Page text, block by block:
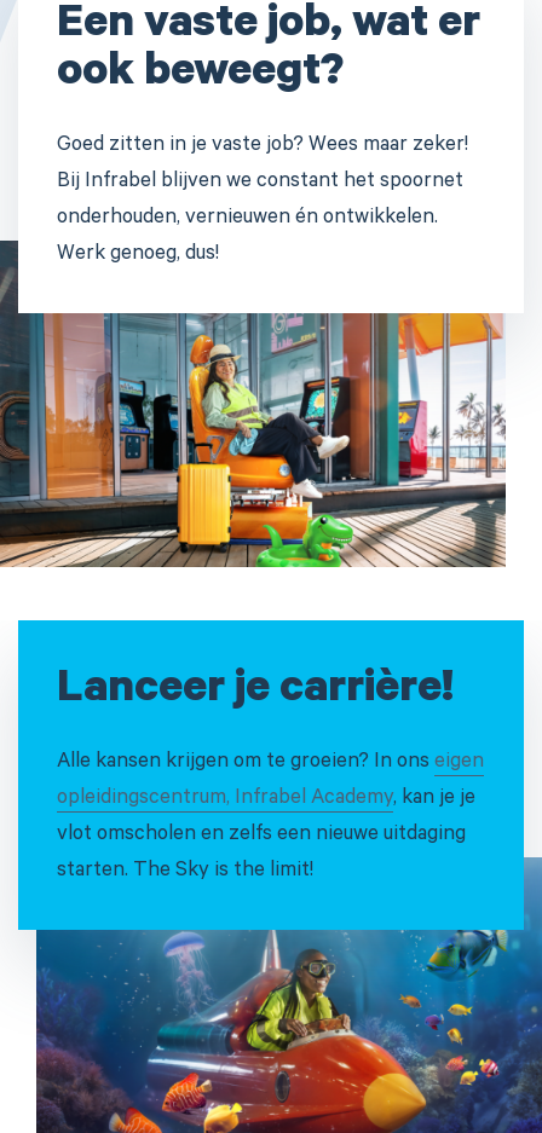
Een vaste job, wat er
ook beweegt?
Goed zitten in je vaste job? Wees maar zeker!
Bij Infrabel blijven we constant het spoornet
onderhouden, vernieuwen én ontwikkelen.
Werk genoeg, dus!
Lanceer je carrière!
Alle kansen krijgen om te groeien? In ons eigen
opleidingscentrum, Infrabel Academy, kan je je
vlot omscholen en zelfs een nieuwe uitdaging
starten. The Sky is the limit!